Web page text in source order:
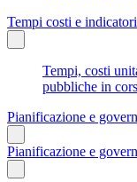
Tempi costi e
Tempi, costi
pubbliche in
Pianificazione e
Pianificazione e